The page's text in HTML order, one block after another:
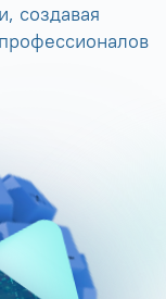
создавая